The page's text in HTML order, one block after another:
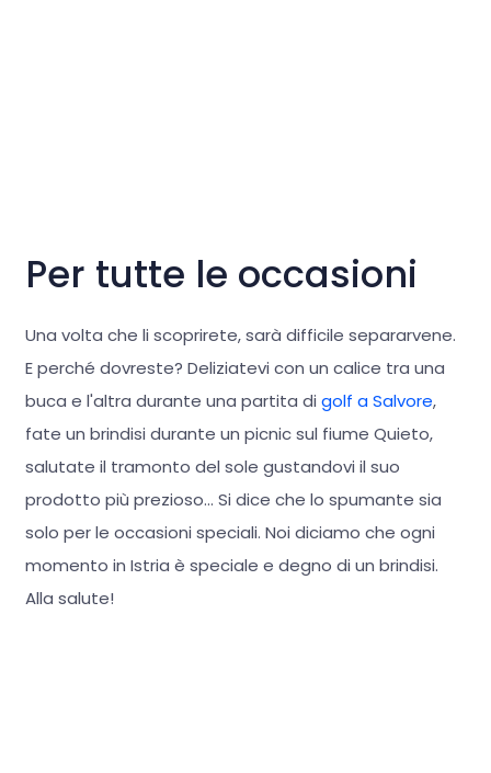
Per tutte le occasioni
Una volta che li scoprirete, sarà difficile separarvene.
E perché dovreste? Deliziatevi con un calice tra una
buca e l'altra durante una partita di golf a Salvore,
fate un brindisi durante un picnic sul fiume Quieto,
salutate il tramonto del sole gustandovi il suo
prodotto più prezioso... Si dice che lo spumante sia
solo per le occasioni speciali. Noi diciamo che ogni
momento in Istria è speciale e degno di un brindisi.
Alla salute!